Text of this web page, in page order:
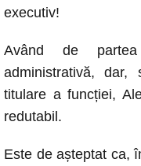
executiv!
Având de
administrativă,
titulare a funcției,
redutabil.
Este de așteptat ca,